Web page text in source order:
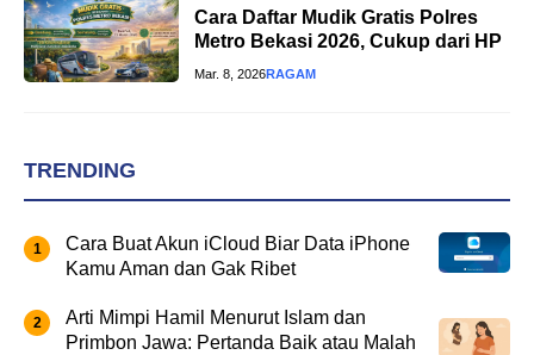
Cara Daftar Mudik Gratis Polres
Metro Bekasi 2026, Cukup dari HP
Mar. 8, 2026RAGAM
TRENDING
Cara Buat Akun iCloud Biar Data iPhone
Kamu Aman dan Gak Ribet
Arti Mimpi Hamil Menurut Islam dan
Primbon Jawa: Pertanda Baik atau Malah